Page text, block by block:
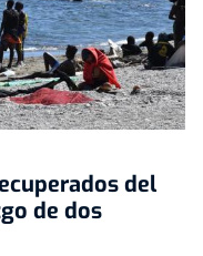
del
de dos